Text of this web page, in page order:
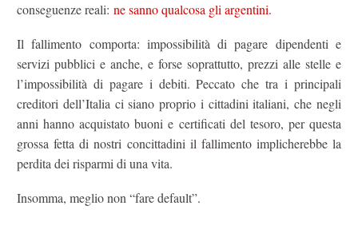
conseguenze reali: ne sanno qualcosa gli argentini.
Il fallimento comporta: impossibilità di pagare dipendenti e
servizi pubblici e anche, e forse soprattutto, prezzi alle stelle e
l’impossibilità di pagare i debiti. Peccato che tra i principali
creditori dell’Italia ci siano proprio i cittadini italiani, che negli
anni hanno acquistato buoni e certificati del tesoro, per questa
grossa fetta di nostri concittadini il fallimento implicherebbe la
perdita dei risparmi di una vita.
Insomma, meglio non “fare default”.